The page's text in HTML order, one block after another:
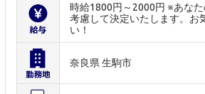
時給1800円～2000円 ※あな
考慮して決定いたします。お
い！
奈良県 生駒市